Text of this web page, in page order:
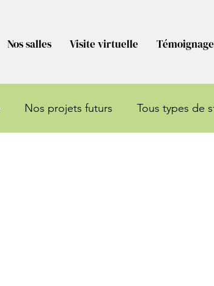
Nos salles Visite virtuelle
Nos projets futurs Tous types de